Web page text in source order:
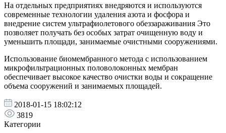
На отдельных предприятиях внедряются и используются
современные технологии удаления азота и фосфора и
внедрение систем ультрафиолетового обеззараживания Это
позволяет получать без особых затрат очищенную воду и
уменьшить площади, занимаемые очистными сооружениями.
Использование биомембранного метода с использованием
микрофильтрационных половолоконных мембран
обеспечивает высокое качество очистки воды и сокращение
объема сооружений и занимаемых площадей.
2018-01-15 18:02:12
3819
Категории